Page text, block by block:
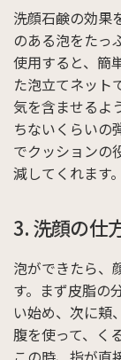
洗顔石鹸の効果
のある泡をたっ
使用すると、簡
た泡立てネット
気を含ませるよ
ちないくらいの
でクッションの
減してくれます。
3. 洗顔の仕
泡ができたら、
す。まず皮脂の
い始め、次に頬
腹を使って、く